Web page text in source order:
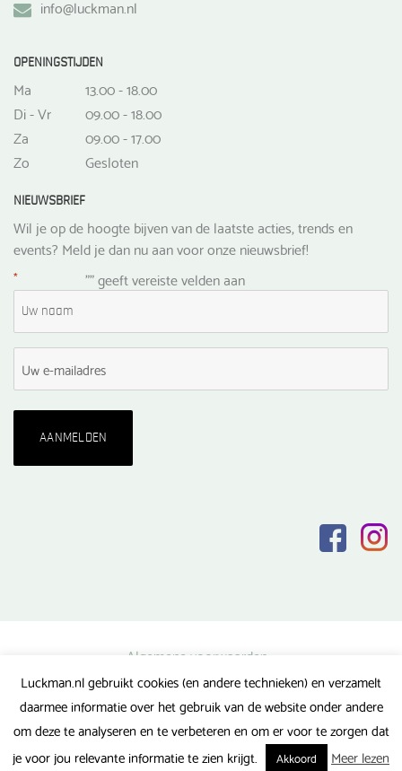
info@luckman.nl
OPENINGSTIJDEN
Ma
13.00 - 18.00
Di - Vr
09.00 - 18.00
Za
09.00 - 17.00
Zo
Gesloten
NIEUWSBRIEF
Wil je op de hoogte bijven van de laatste acties, trends en
events? Meld je dan nu aan voor onze nieuwsbrief!
"
* " geeft vereiste velden aan
Algemene voorwaarden
Privacy verklaring
Veel gestelde vragen
Luckman.nl gebruikt cookies (en andere technieken) en verzamelt
daarmee informatie over het gebruik van de website onder andere
om deze te analyseren en te verbeteren en om er voor te zorgen dat
je voor jou relevante informatie te zien krijgt.
Akkoord Meer lezen